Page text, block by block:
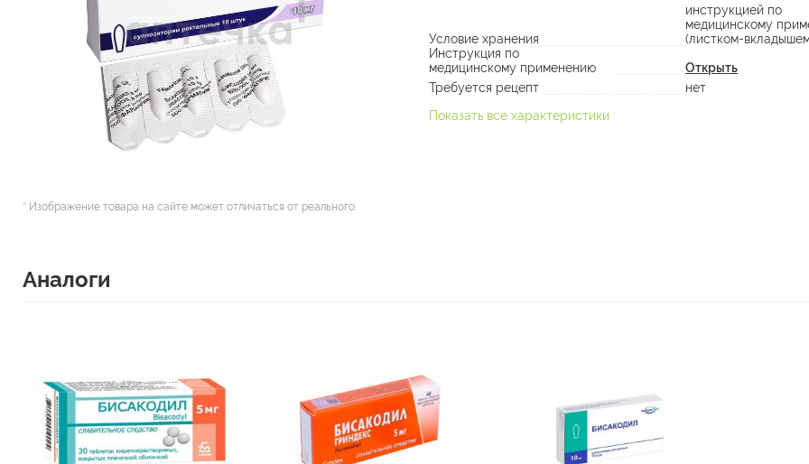
* Изображение товара на сайте может отличаться от реального.
Условие хранения
инструкцией по
медицинскому
(листком-
Инструкция по
медицинскому применению
Открыть
Требуется рецепт
нет
Показать все характеристики
Аналоги